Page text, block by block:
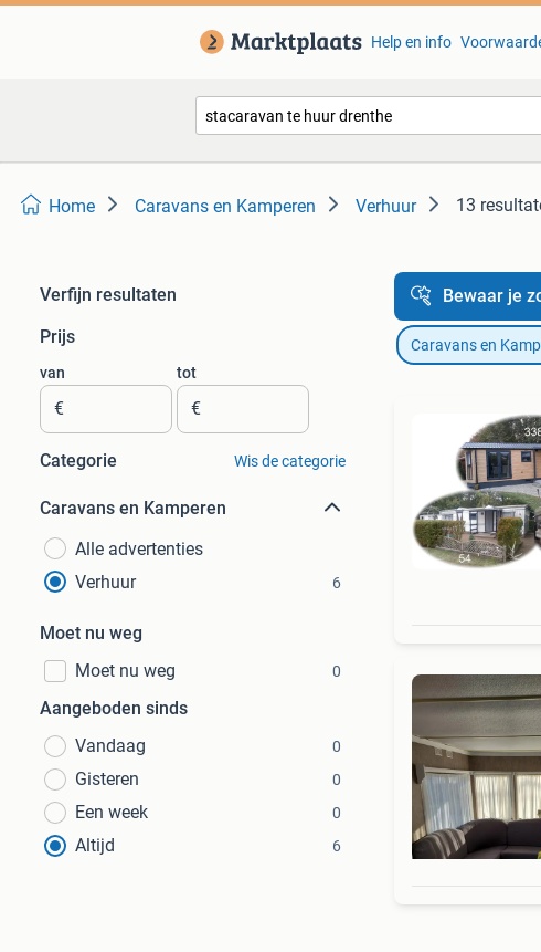
Help en info
Home Caravans en Kamperen Verhuur 13
Verfijn resultaten
Prijs
van
€
tot
€
Categorie Wis de categorie
Caravans en Kamperen
Alle advertenties
Verhuur
6
Moet nu weg
Moet nu weg
0
Aangeboden sinds
Vandaag
0
Gisteren 0
Een week 0
Altijd 6
Bewaar je
Caravans en